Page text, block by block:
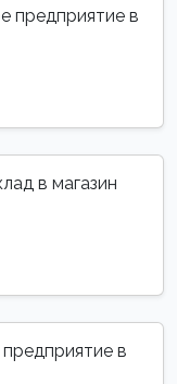
предприятие в
в магазин
в